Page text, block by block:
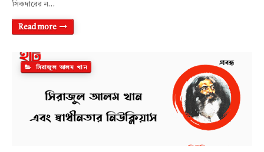
সিকদারের ন…
Read more
সিরাজুল আলম খান